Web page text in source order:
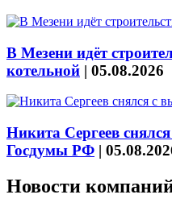
В Мезени идёт
котельной | 05.08.2026
Никита Сергеев
Госдумы РФ |
Новости